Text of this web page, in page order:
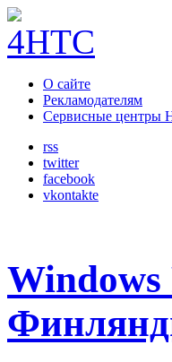
О сайте
Рекламодателям
Сервисные центры
rss
twitter
facebook
vkontakte
Windows